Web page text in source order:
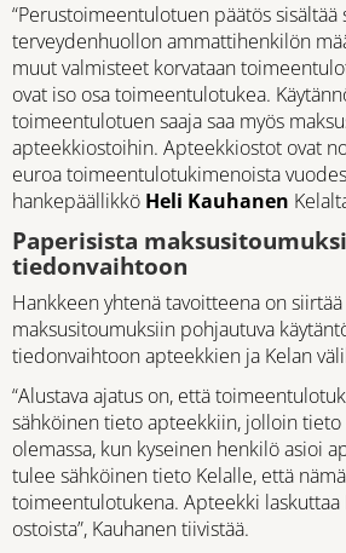
“Perustoimeentulotuen päätös sisältää
terveydenhuollon ammattihenkilön
muut valmisteet korvataan
ovat iso osa toimeentulotukea.
toimeentulotuen saaja saa myös
apteekkiostoihin. Apteekkiostot ovat
euroa toimeentulotukimenoista
hankepäällikkö Heli Kauhanen
Paperisista
tiedonvaihtoon
Hankkeen yhtenä tavoitteena on
maksusitoumuksiin pohjautuva
tiedonvaihtoon apteekkien ja Kelan
“Alustava ajatus on, että
sähköinen tieto apteekkiin, jolloin tieto
olemassa, kun kyseinen henkilö asioi
tulee sähköinen tieto Kelalle, että
toimeentulotukena. Apteekki laskuttaa
ostoista”, Kauhanen tiivistää.